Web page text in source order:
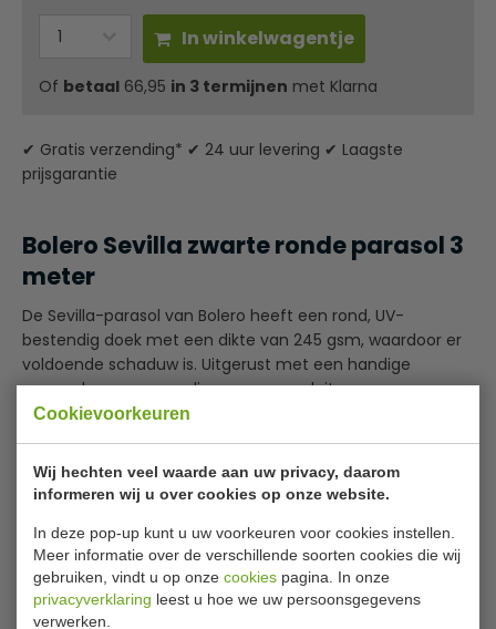
Cookievoorkeuren
Wij hechten veel waarde aan uw privacy, daarom
informeren wij u over cookies op onze website.
In deze pop-up kunt u uw voorkeuren voor cookies instellen.
Meer informatie over de verschillende soorten cookies die wij
gebruiken, vindt u op onze cookies pagina. In onze
privacyverklaring leest u hoe we uw persoonsgegevens
verwerken.
In winkelwagentje
Of betaal 66,95 in 3 termijnen met Klarna
✔ Gratis verzending* ✔ 24 uur levering ✔ Laagste
prijsgarantie
Bolero Sevilla zwarte ronde parasol 3
meter
De Sevilla-parasol van Bolero heeft een rond, UV-
bestendig doek met een dikte van 245 gsm, waardoor er
voldoende schaduw is. Uitgerust met een handige
zwengel voor eenvoudig openen en sluiten, en een
kantelmechanisme om de luifel eenvoudig aan te passen
als de zon gedurende de dag verschuift. De paal met een
diameter van 48 mm is gemaakt van duurzaam
aluminium en biedt stabiliteit, verder ondersteund door
meter rechtop houdt. Parasolvoeten zijn afzonderlijk
verkrijgbaar.
De dikke polyester luifel van 245 g/m² biedt
Lees meer
Specificaties
Model
DZ870